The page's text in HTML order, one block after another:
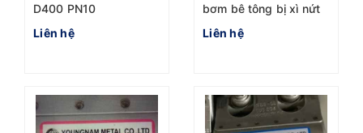
D400 PN10
Liên hệ
bơm bê tông bị xì nứt
Liên hệ